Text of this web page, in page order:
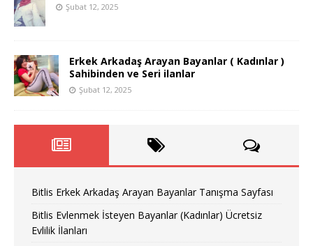
Şubat 12, 2025
Erkek Arkadaş Arayan Bayanlar ( Kadınlar )
Sahibinden ve Seri ilanlar
Şubat 12, 2025
Bitlis Erkek Arkadaş Arayan Bayanlar Tanışma Sayfası
Bitlis Evlenmek İsteyen Bayanlar (Kadınlar) Ücretsiz
Evlilik İlanları